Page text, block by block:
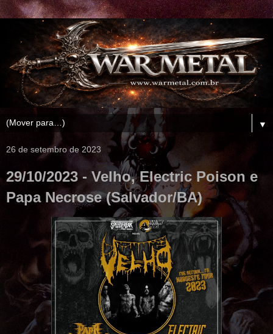
▼
26 de setembro de 2023
29/10/2023 - Velho, Electric Poison e
Papa Necrose (Salvador/BA)